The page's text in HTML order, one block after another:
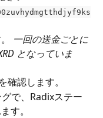
一回の送金ごとに
となっていま
認します。
で、Radixステー
す。